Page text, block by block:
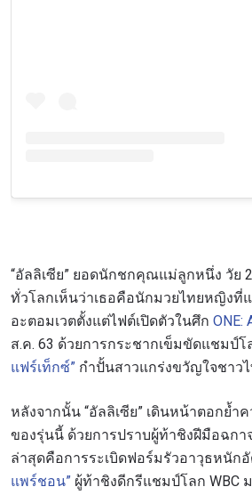
“อัลลิเซีย” ยอดนักชกคุณแม่ลูกหนึ่ง วัย
ทั่วโลกเห็นว่าเธอคือนักมวยไทยหญิงที่
อะตอมเวตตั้งแต่ไฟต์เปิดตัวในศึก ONE:
ส.ค. 63 ด้วยการกระชากเข็มขัดแชมป์โ
แฟร์เท็กซ์” กำปั้นสาวแกร่งขวัญใจชาว
หลังจากนั้น “อัลลิเซีย” เดินหน้าตอกย้ำ
ของรุ่นนี้ ด้วยการปราบผู้ท้าชิงฝีมือฉกา
ล่าสุดคือการระเบิดฟอร์มรัวอาวุธหนัก
แพร์ชอน” ผู้ท้าชิงดีกรีแชมป์โลก WBC